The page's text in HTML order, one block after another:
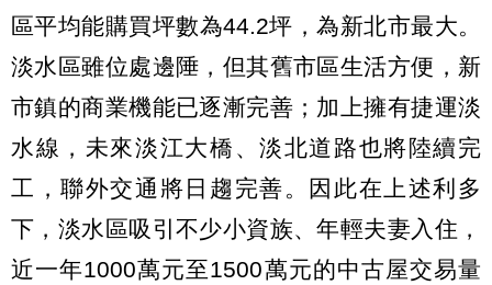
區平均能購買坪數為44.2坪，為新北市最大。
淡水區雖位處邊陲，但其舊市區生活方便，新
市鎮的商業機能已逐漸完善；加上擁有捷運淡
水線，未來淡江大橋、淡北道路也將陸續完
工，聯外交通將日趨完善。因此在上述利多
下，淡水區吸引不少小資族、年輕夫妻入住，
近一年1000萬元至1500萬元的中古屋交易量